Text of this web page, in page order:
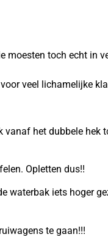
moesten toch echt in
veel lichamelijke
het dubbele hek
Opletten dus!!
iets hoger
te gaan!!!